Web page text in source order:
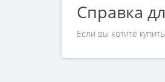
Справка
Если вы хотите